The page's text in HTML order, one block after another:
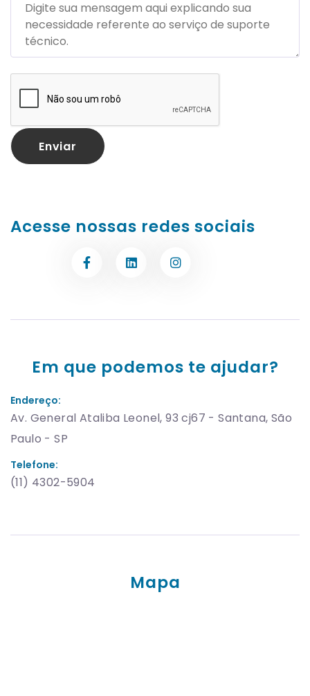
Acesse nossas redes sociais
Em que podemos te ajudar?
Endereço:
Av. General Ataliba Leonel, 93 cj67 - Santana, São
Paulo - SP
Telefone:
(11) 4302-5904
Mapa